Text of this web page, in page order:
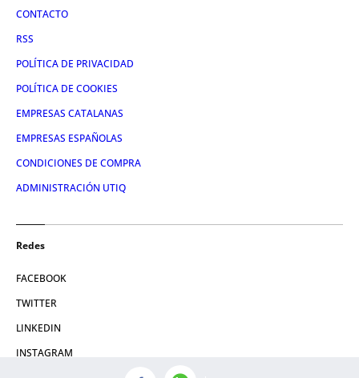
CONTACTO
RSS
POLÍTICA DE PRIVACIDAD
POLÍTICA DE COOKIES
EMPRESAS CATALANAS
EMPRESAS ESPAÑOLAS
CONDICIONES DE COMPRA
ADMINISTRACIÓN UTIQ
Redes
FACEBOOK
TWITTER
LINKEDIN
INSTAGRAM